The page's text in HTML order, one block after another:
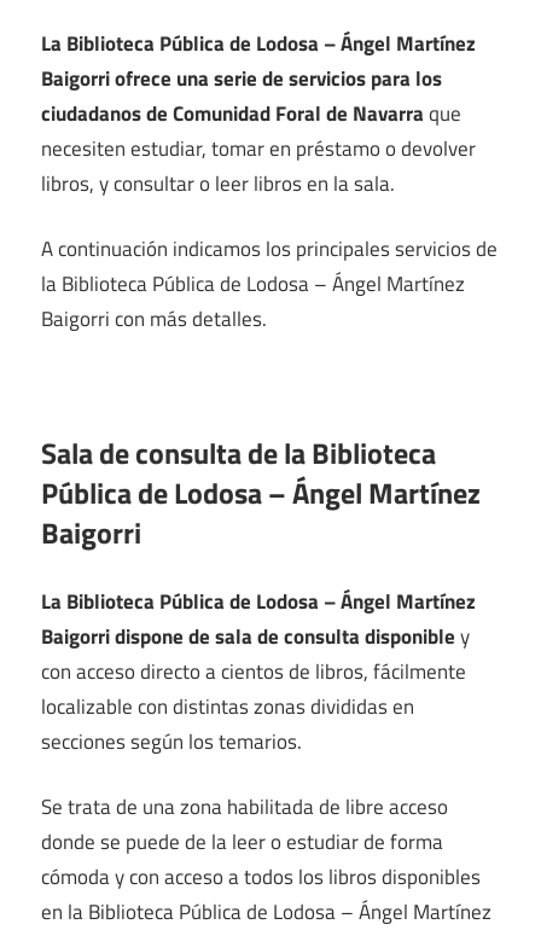
La Biblioteca Pública de Lodosa – Ángel Martínez
Baigorri ofrece una serie de servicios para los
ciudadanos de Comunidad Foral de Navarraque
necesiten estudiar, tomar en préstamo o devolver
libros, y consultar o leer libros en la sala.
A continuación indicamos los principales servicios de
la Biblioteca Pública de Lodosa – Ángel Martínez
Baigorri con más detalles.
Sala de consulta de la Biblioteca
Pública de Lodosa – Ángel Martínez
Baigorri
La Biblioteca Pública de Lodosa – Ángel Martínez
Baigorri dispone de sala de consulta disponibley
con acceso directo a cientos de libros, fácilmente
localizable con distintas zonas divididas en
secciones según los temarios.
Se trata de una zona habilitada de libre acceso
donde se puede de la leer o estudiar de forma
cómoda y con acceso a todos los libros disponibles
en la Biblioteca Pública de Lodosa – Ángel Martínez